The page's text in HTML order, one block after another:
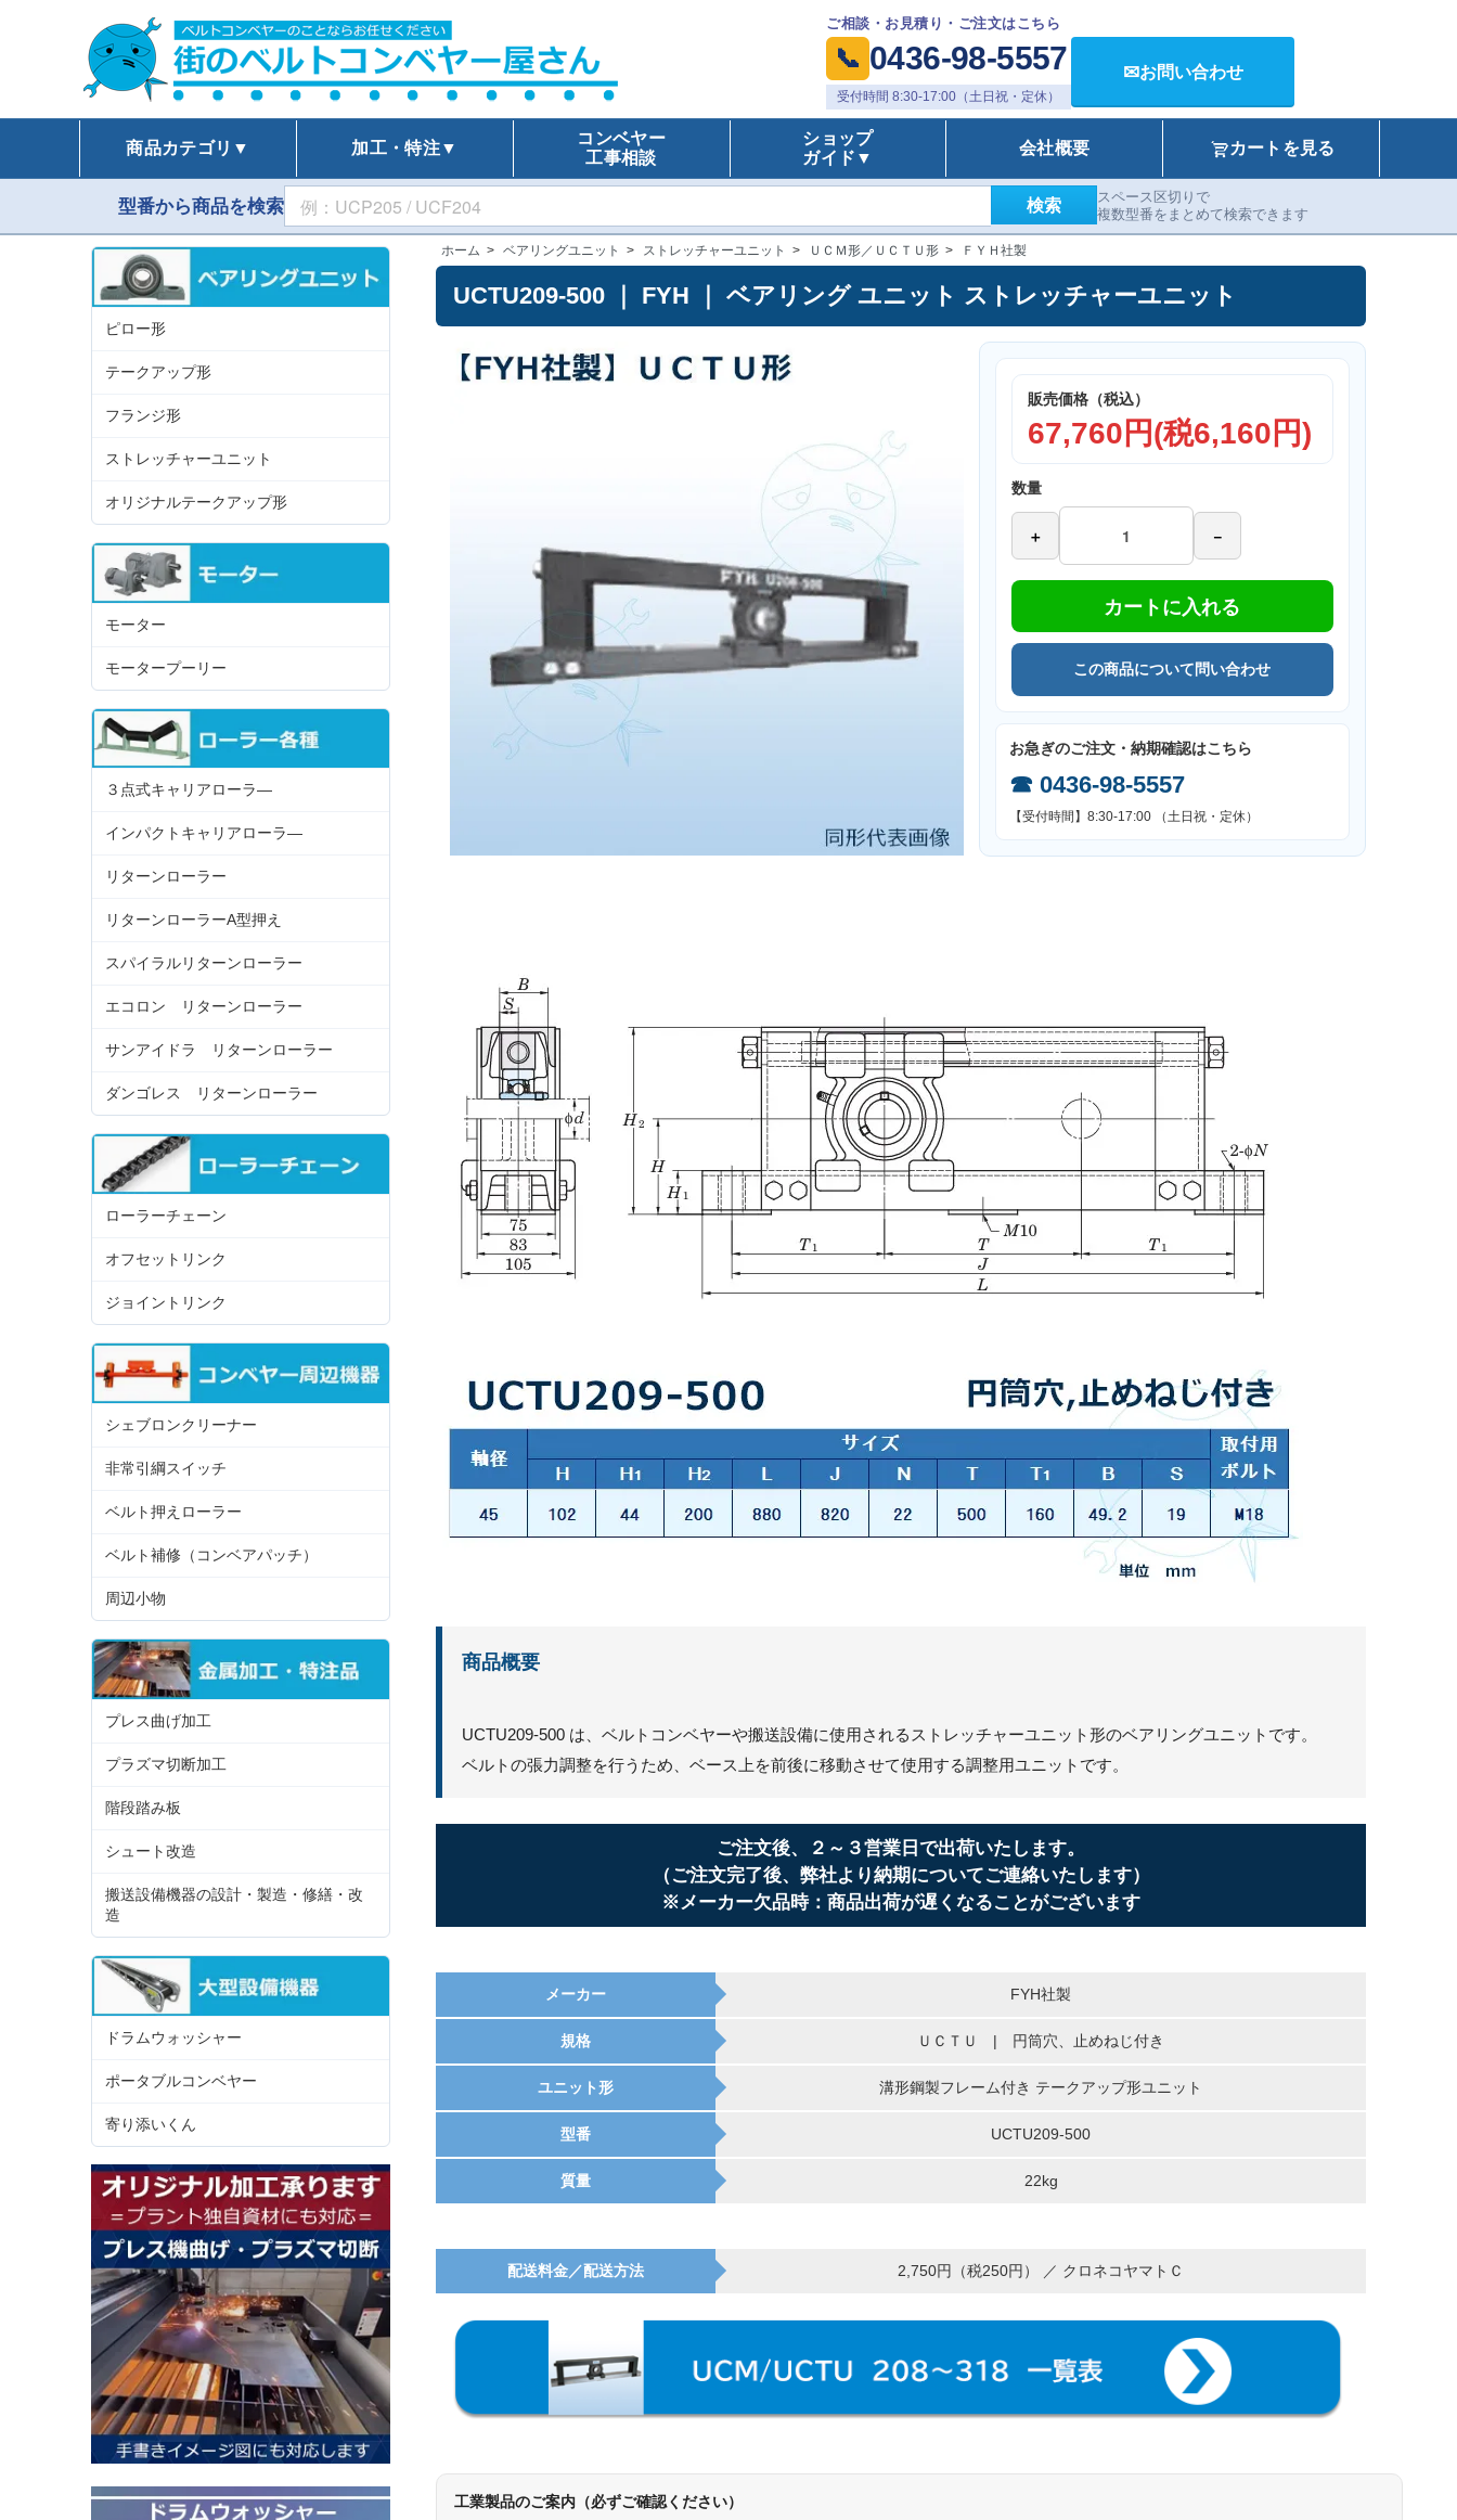
ご相談・お見積り・ご注文はこちら
📞 0436-98-5557
受付時間 8:30-17:00（土日祝・定休）
✉お問い合わせ
商品カテゴリ▼ 加工・特注▼
コンベヤー
工事相談
ショップ
ガイド▼
会社概要 カートを見る
型番から商品を検索 検索
スペース区切りで
複数型番をまとめて検索できます
ホーム > ベアリングユニット > ストレッチャーユニット > ＵＣＭ形／ＵＣＴＵ形 > ＦＹＨ社製
UCTU209-500 ｜ FYH ｜ ベアリング ユニット ストレッチャーユニット
販売価格（税込）
67,760円(税6,160円)
数量
＋ －
カートに入れる
この商品について問い合わせ
お急ぎのご注文・納期確認はこちら
☎ 0436-98-5557
【受付時間】8:30-17:00 （土日祝・定休）
商品概要
UCTU209-500 は、ベルトコンベヤーや搬送設備に使用されるストレッチャーユニット形のベアリングユニットです。
ベルトの張力調整を行うため、ベース上を前後に移動させて使用する調整用ユニットです。
ご注文後、２～３営業日で出荷いたします。
（ご注文完了後、弊社より納期についてご連絡いたします）
※メーカー欠品時：商品出荷が遅くなることがございます
メーカー FYH社製
規格 ＵＣＴＵ | 円筒穴、止めねじ付き
ユニット形 溝形鋼製フレーム付き テークアップ形ユニット
型番 UCTU209-500
質量 22kg
配送料金／配送方法 2,750円（税250円） ／ クロネコヤマトＣ
工業製品のご案内（必ずご確認ください）
ピロー形
テークアップ形
フランジ形
ストレッチャーユニット
オリジナルテークアップ形
モーター
モータープーリー
３点式キャリアローラ―
インパクトキャリアローラ―
リターンローラー
リターンローラーA型押え
スパイラルリターンローラー
エコロン リターンローラー
サンアイドラ リターンローラー
ダンゴレス リターンローラー
ローラーチェーン
オフセットリンク
ジョイントリンク
シェブロンクリーナー
非常引綱スイッチ
ベルト押えローラー
ベルト補修（コンベアパッチ）
周辺小物
プレス曲げ加工
プラズマ切断加工
階段踏み板
シュート改造
搬送設備機器の設計・製造・修繕・改
造
ドラムウォッシャー
ポータブルコンベヤー
寄り添いくん